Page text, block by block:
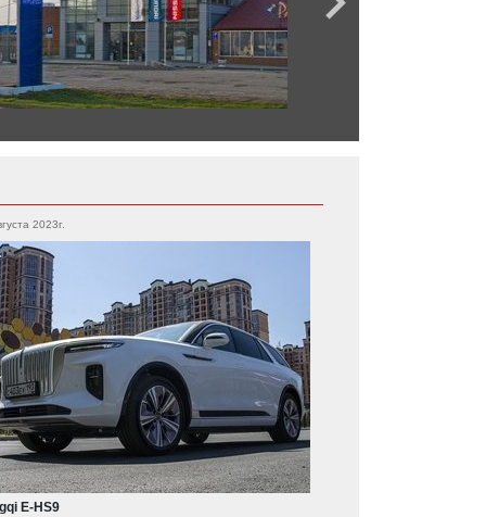
2023г.
E-HS9